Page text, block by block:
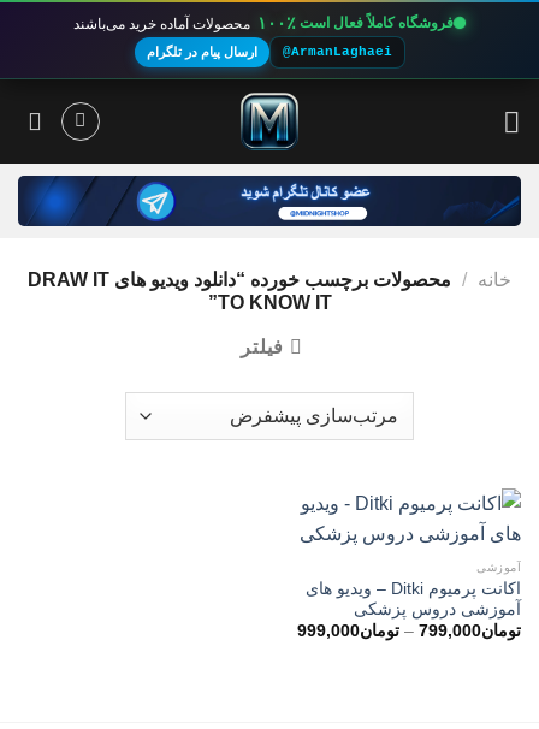
فروشگاه کاملاً فعال است ۱۰۰٪ محصولات آماده خرید می‌باشند
@ArmanLaghaei ارسال پیام در تلگرام
خانه /
محصولات برچسب خورده “دانلود ویدیو های DRAW IT
TO KNOW IT”
فیلتر
آموزشی
اکانت پرمیوم Ditki – ویدیو های
آموزشی دروس پزشکی
تومان799,000
– تومان999,000محدوده